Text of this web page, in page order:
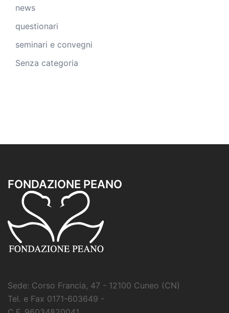
news
questionari
seminari e convegni
Senza categoria
FONDAZIONE PEANO
Sede: Corso Francia, 47 - 12100 Cuneo (CN)
Tel. e Fax 0171-603649 -